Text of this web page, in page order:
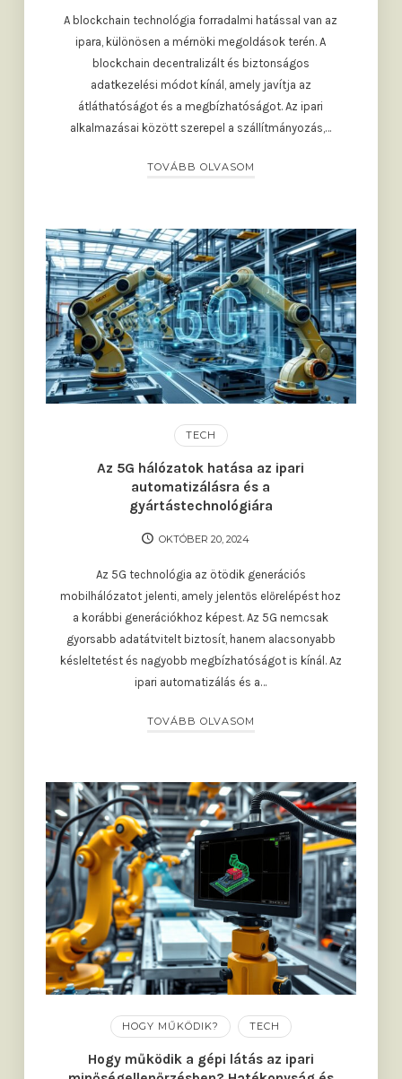
A blockchain technológia forradalmi hatással van az
ipara, különösen a mérnöki megoldások terén. A
blockchain decentralizált és biztonságos
adatkezelési módot kínál, amely javítja az
átláthatóságot és a megbízhatóságot. Az ipari
alkalmazásai között szerepel a szállítmányozás,…
TOVÁBB OLVASOM
TECH
Az 5G hálózatok hatása az ipari
automatizálásra és a
gyártástechnológiára
OKTÓBER 20, 2024
Az 5G technológia az ötödik generációs
mobilhálózatot jelenti, amely jelentős előrelépést hoz
a korábbi generációkhoz képest. Az 5G nemcsak
gyorsabb adatátvitelt biztosít, hanem alacsonyabb
késleltetést és nagyobb megbízhatóságot is kínál. Az
ipari automatizálás és a…
TOVÁBB OLVASOM
HOGY MŰKÖDIK? TECH
Hogy működik a gépi látás az ipari